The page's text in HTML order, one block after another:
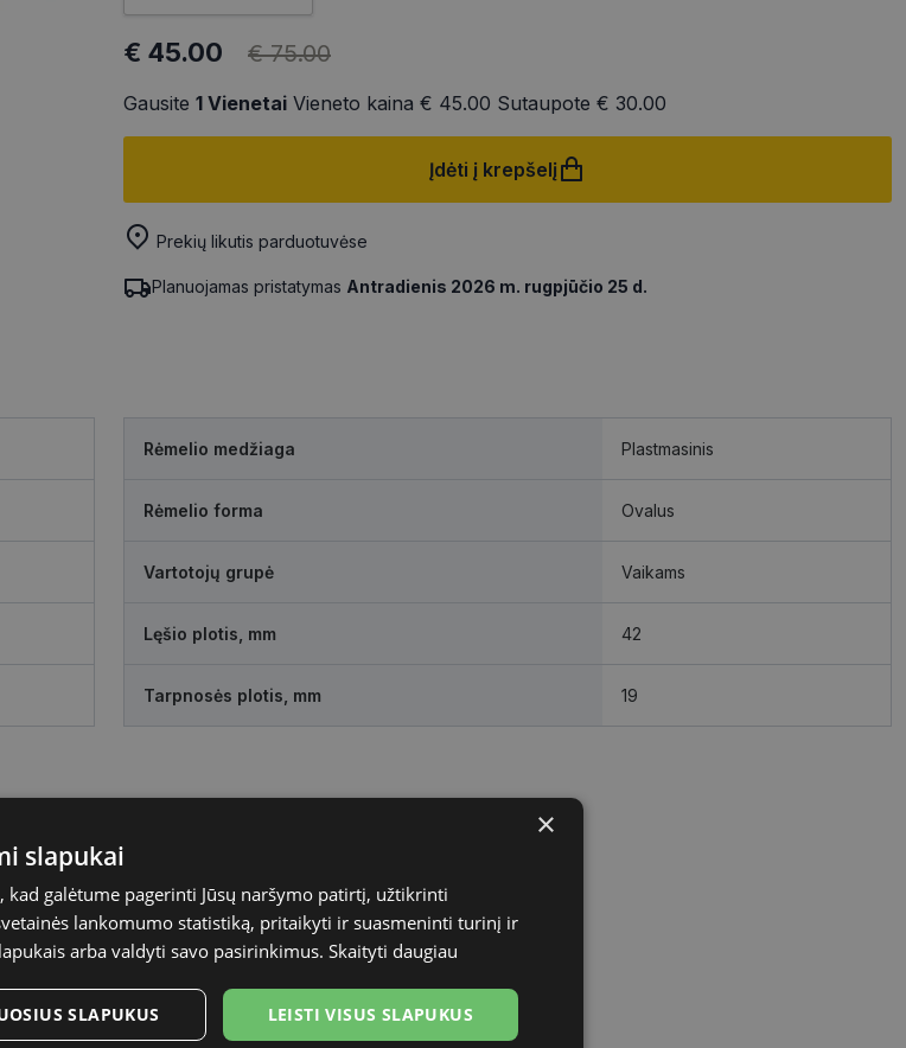
€ 45.00 € 75.00
Gausite 1 Vienetai Vieneto kaina € 45.00 Sutaupote € 30.00
Įdėti į krepšelį
Prekių likutis parduotuvėse
Planuojamas pristatymas Antradienis 2026 m. rugpjūčio 25 d.
Rėmelio medžiaga Plastmasinis
Rėmelio forma Ovalus
Vartotojų grupė Vaikams
Lęšio plotis, mm 42
Tarpnosės plotis, mm 19
×
slapukai
kad galėtume pagerinti Jūsų naršymo patirtį, užtikrinti
lankomumo statistiką, pritaikyti ir suasmeninti turinį ir
arba valdyti savo pasirinkimus. Skaityti daugiau
LEISTI VISUS SLAPUKUS
SLAPUKUS